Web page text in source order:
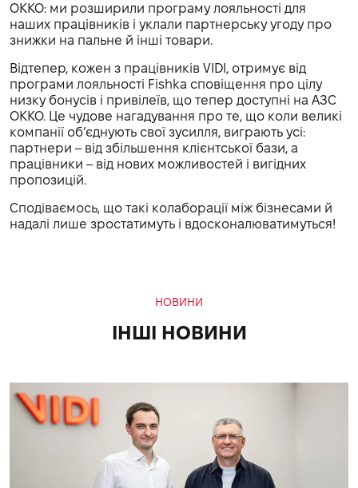
OKKO: ми розширили програму лояльності для
наших працівників і уклали партнерську угоду про
знижки на пальне й інші товари.
Відтепер, кожен з працівників VIDI, отримує від
програми лояльності Fishka сповіщення про цілу
низку бонусів і привілеїв, що тепер доступні на АЗС
OKKO. Це чудове нагадування про те, що коли великі
компанії об’єднують свої зусилля, виграють усі:
партнери – від збільшення клієнтської бази, а
працівники – від нових можливостей і вигідних
пропозицій.
Сподіваємось, що такі колаборації між бізнесами й
надалі лише зростатимуть і вдосконалюватимуться!
НОВИНИ
ІНШІ НОВИНИ